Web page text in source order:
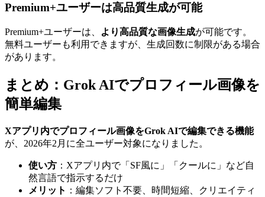
Premium+ユーザーは高品質生成が可能
Premium+ユーザーは、 より高品質な画像生成が可能です。
無料ユーザーも利用できますが、生成回数に制限がある場合
があります。
まとめ：Grok AIでプロフィール画像を
簡単編集
Xアプリ内でプロフィール画像をGrok AIで編集できる機能
が、2026年2月に全ユーザー対象になりました。
使い方 ：Xアプリ内で「SF風に」「クールに」など自
然言語で指示するだけ
メリット ：編集ソフト不要、時間短縮、クリエイティ